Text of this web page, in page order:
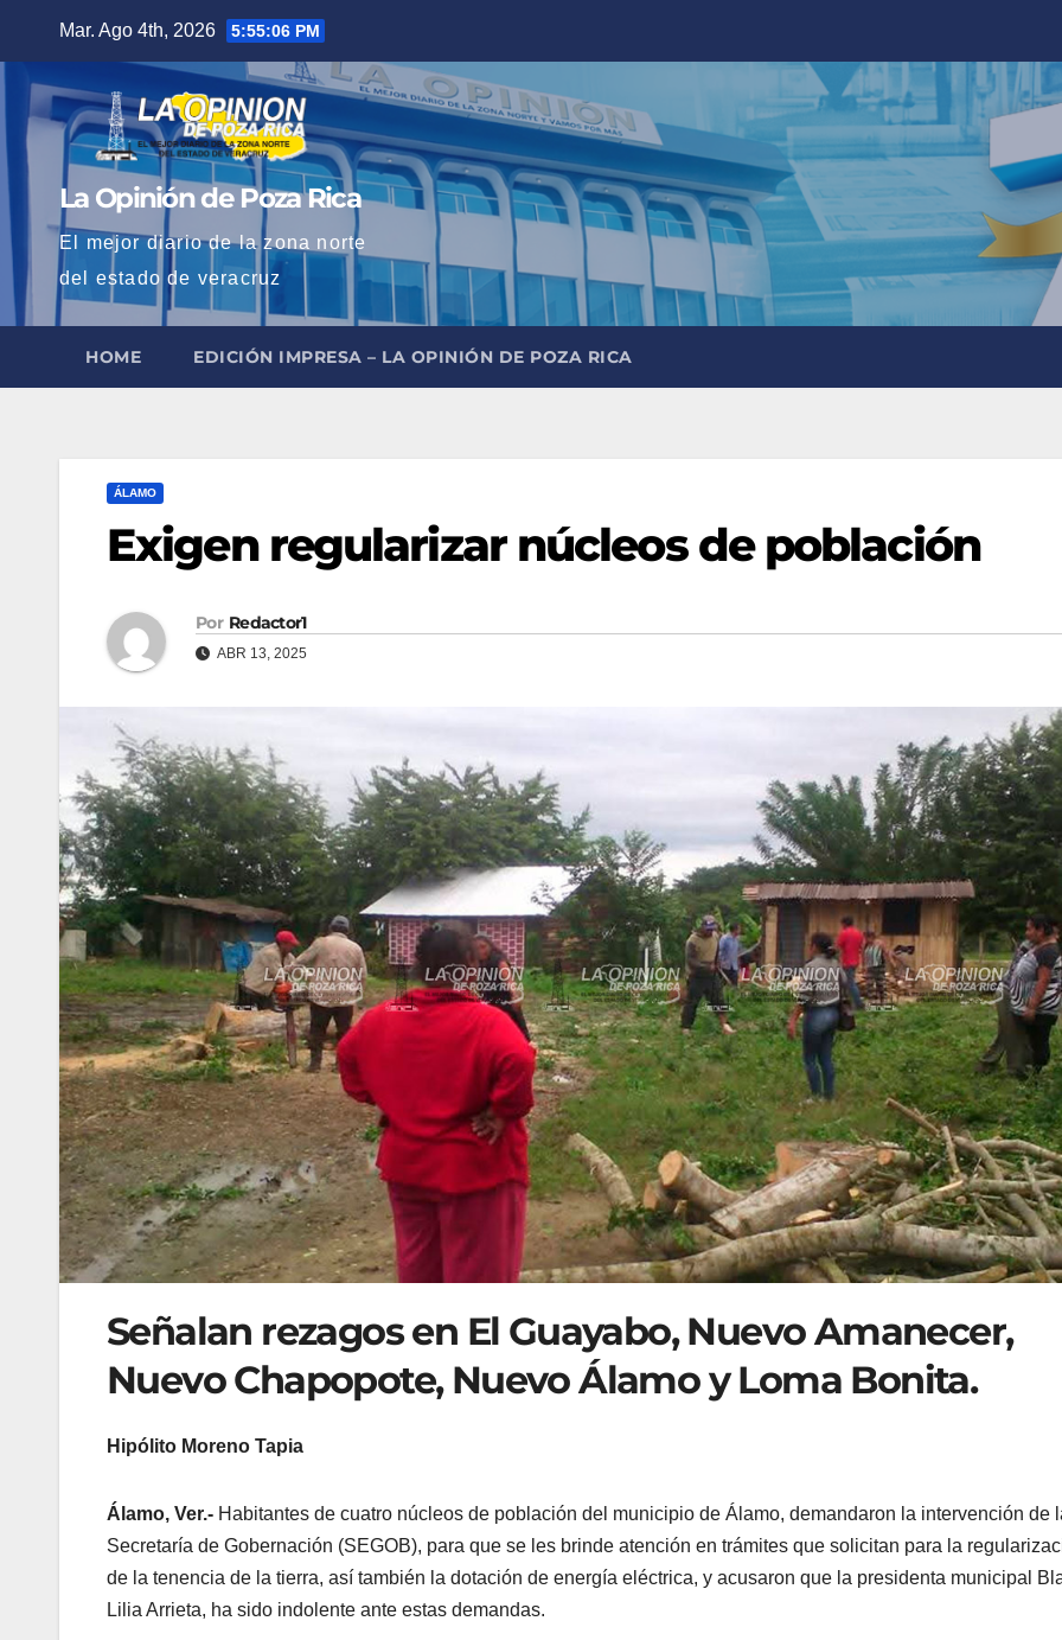
contenido
Mar. Ago 4th, 2026 5:55:07 PM
La Opinión de Poza Rica
El mejor diario de la zona norte
del estado de veracruz
HOME EDICIÓN IMPRESA – LA OPINIÓN DE POZA RICA
ÁLAMO
Exigen regularizar núcleos de población
Por Redactor1
ABR 13, 2025
Señalan rezagos en El Guayabo, Nuevo Amanecer,
Nuevo Chapopote, Nuevo Álamo y Loma Bonita.
Hipólito Moreno Tapia
Álamo, Ver.- Habitantes de cuatro núcleos de población del municipio de Álamo, demandaron la intervención de
Secretaría de Gobernación (SEGOB), para que se les brinde atención en trámites que solicitan para la
de la tenencia de la tierra, así también la dotación de energía eléctrica, y acusaron que la presidenta municipal
Lilia Arrieta, ha sido indolente ante estas demandas.